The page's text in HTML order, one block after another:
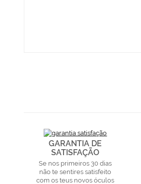
GARANTIA DE
SATISFAÇÃO
Se nos primeiros 30 dias
não te sentires satisfeito
com os teus novos óculos